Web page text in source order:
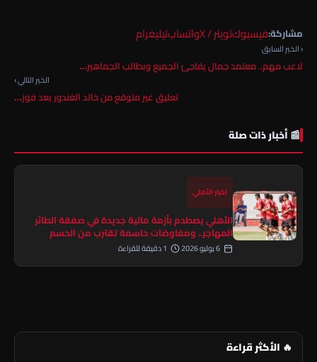
مشاركة:فيسبوكتويتر / X واتسابتيليغرام
‹ الخبر السابق
لاعب مهم.. معتمد جمال يفاجئ الجميع وبطالب الجماهير…
الخبر التالي ›
تعليق غير متوقع من خالد الغندور بعد فوز…
📰 أخبار ذات صلة
اخبار الأهلي
الأهلي يصطدم بأزمة مالية جديدة في صفقة الطائر
المهاجر.. ومفاوضات حاسمة تقترب من الحسم
🔥 الأكثر قراءة